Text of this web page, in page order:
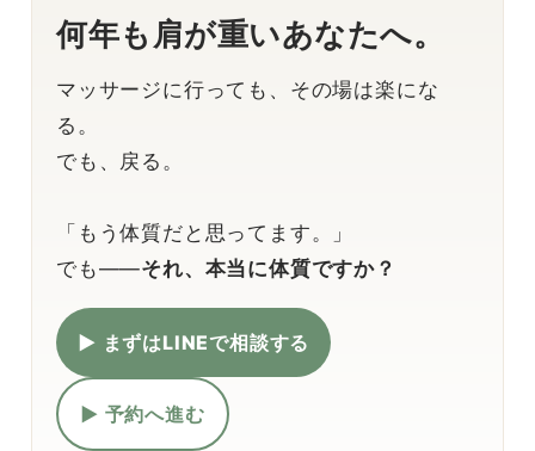
何年も肩が重いあなたへ。
マッサージに行っても、その場は楽にな
る。
でも、戻る。
「もう体質だと思ってます。」
でも――それ、本当に体質ですか？
▶ まずはLINEで相談する
▶ 予約へ進む